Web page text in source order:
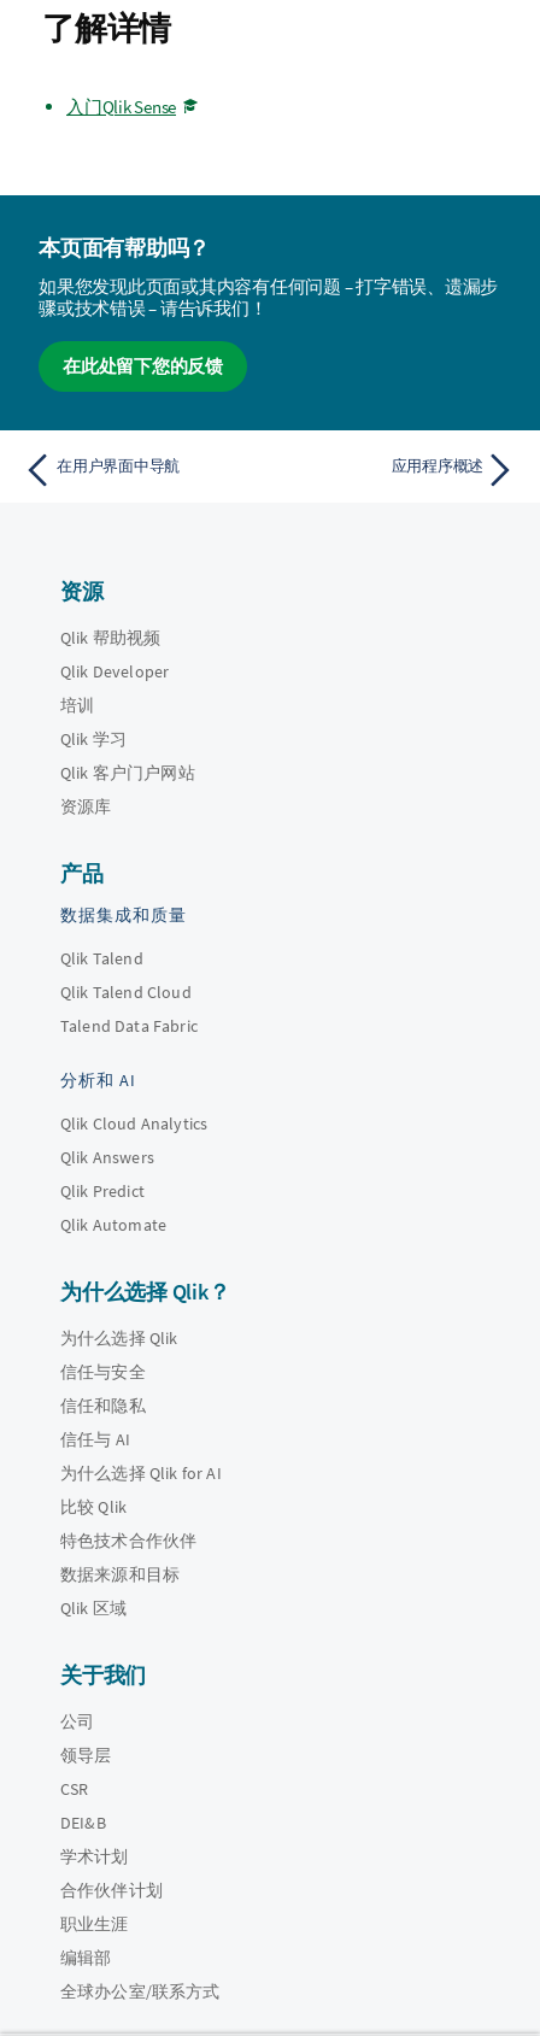
了解详情
入门Qlik Sense
本页面有帮助吗？
如果您发现此页面或其内容有任何问题 – 打字错误、遗漏步
骤或技术错误 – 请告诉我们！
在此处留下您的反馈
在用户界面中导航 应用程序概述
资源
Qlik 帮助视频
Qlik Developer
培训
Qlik 学习
Qlik 客户门户网站
资源库
产品
数据集成和质量
Qlik Talend
Qlik Talend Cloud
Talend Data Fabric
分析和 AI
Qlik Cloud Analytics
Qlik Answers
Qlik Predict
Qlik Automate
为什么选择 Qlik？
为什么选择 Qlik
信任与安全
信任和隐私
信任与 AI
为什么选择 Qlik for AI
比较 Qlik
特色技术合作伙伴
数据来源和目标
Qlik 区域
关于我们
公司
领导层
CSR
DEI&B
学术计划
合作伙伴计划
职业生涯
编辑部
全球办公室/联系方式